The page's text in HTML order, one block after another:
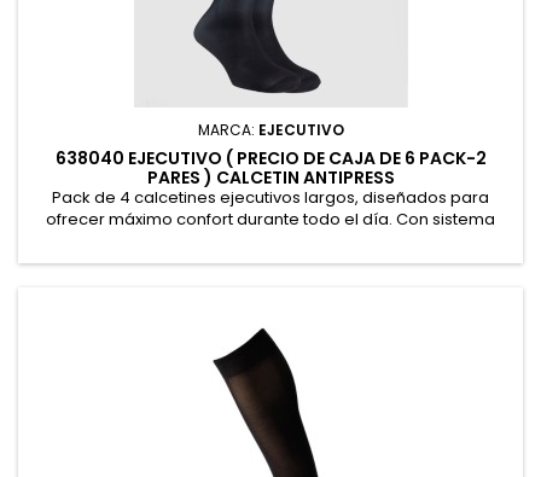
MARCA: EJECUTIVO
638040 EJECUTIVO ( PRECIO DE CAJA DE 6 PACK-2
PARES ) CALCETIN ANTIPRESS
Pack de 4 calcetines ejecutivos largos, diseñados para
ofrecer máximo confort durante todo el día. Con sistema
circulación. Fabricados en 40 Deniers, con tejido liso, suave y